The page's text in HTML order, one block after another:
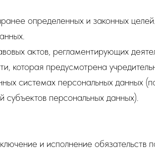
определенных и законных
актов, регламентирующих
которая предусмотрена
системах персональных данных
персональных данных).
и исполнение обязательств